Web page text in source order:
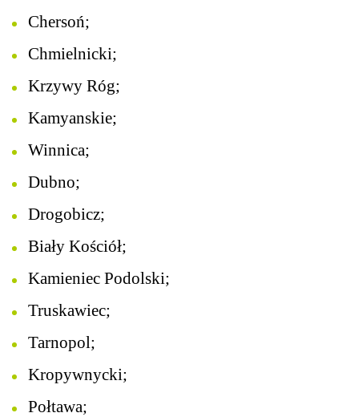
Chersoń;
Chmielnicki;
Krzywy Róg;
Kamyanskie;
Winnica;
Dubno;
Drogobicz;
Biały Kościół;
Kamieniec Podolski;
Truskawiec;
Tarnopol;
Kropywnycki;
Połtawa;